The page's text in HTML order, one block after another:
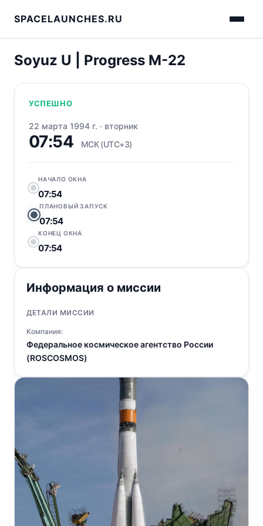
SPACELAUNCHES.RU
Soyuz U | Progress M-22
УСПЕШНО
22 марта 1994 г. · вторник
07:54 МСК (UTC+3)
НАЧАЛО ОКНА
07:54
ПЛАНОВЫЙ ЗАПУСК
07:54
КОНЕЦ ОКНА
07:54
Информация о миссии
ДЕТАЛИ МИССИИ
Компания:
Федеральное космическое агентство России
(ROSCOSMOS)